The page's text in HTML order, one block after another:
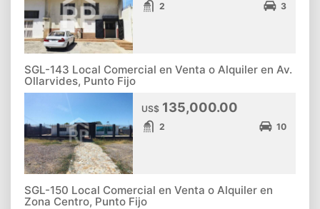
2 3
SGL-143 Local Comercial en Venta o Alquiler en Av.
Ollarvides, Punto Fijo
US$ 135,000.00
2 10
SGL-150 Local Comercial en Venta o Alquiler en
Zona Centro, Punto Fijo